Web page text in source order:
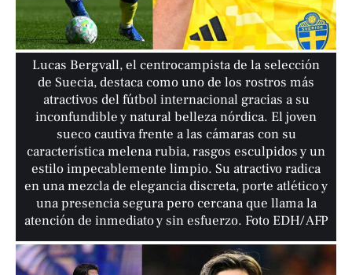
Lucas Bergvall, el centrocampista de la selección
de Suecia, destaca como uno de los rostros más
atractivos del fútbol internacional gracias a su
inconfundible y natural belleza nórdica. El joven
sueco cautiva frente a las cámaras con su
característica melena rubia, rasgos esculpidos y un
estilo impecablemente limpio. Su atractivo radica
en una mezcla de elegancia discreta, porte atlético y
una presencia segura pero cercana que llama la
atención de inmediato y sin esfuerzo. Foto EDH/ AFP